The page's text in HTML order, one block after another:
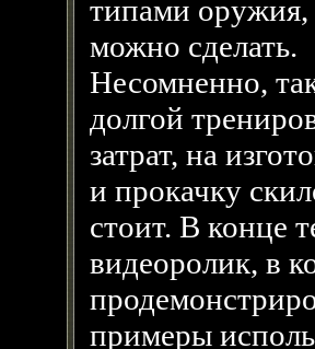
типами оружия,
можно сделать.
Несомненно,
долгой
затрат, на
и прокачку
стоит. В конце
видеоролик, в
примеры